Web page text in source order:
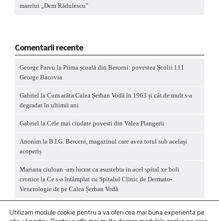
marelui „Dem Rădulescu”
Comentarii recente
George Parvu la Prima școală din Berceni: povestea Școlii 111
George Bacovia
Gabriel la Cum arăta Calea Șerban Vodă în 1963 și cât de mult s-a
degradat în ultimii ani
Gabriel la Cele mai ciudate povesti din Valea Plangerii
Anonim la B.I.G. Berceni, magazinul care avea totul sub același
acoperiș
Mariana ciuloan -am lucrat ca asustebta in acel spital xe boli
cronice la Ce s-a întâmplat cu Spitalul Clinic de Dermato-
Venerologie de pe Calea Șerban Vodă
Utilizam module cookie pentru a va oferi cea mai buna experienta pe